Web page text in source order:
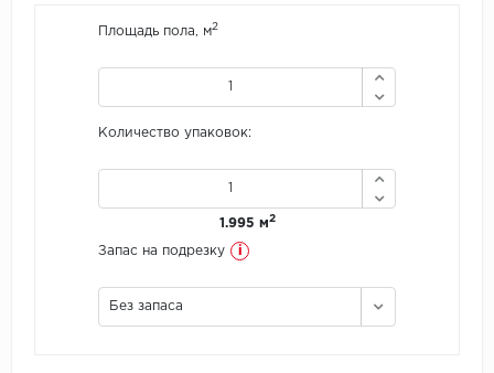
Jinan PDM
KDF
Площадь пола, м2
Количество упаковок:
1.995 м 2
Запас на подрезку i
Без запаса